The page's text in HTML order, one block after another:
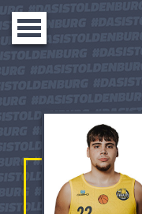
Toggle
navigation